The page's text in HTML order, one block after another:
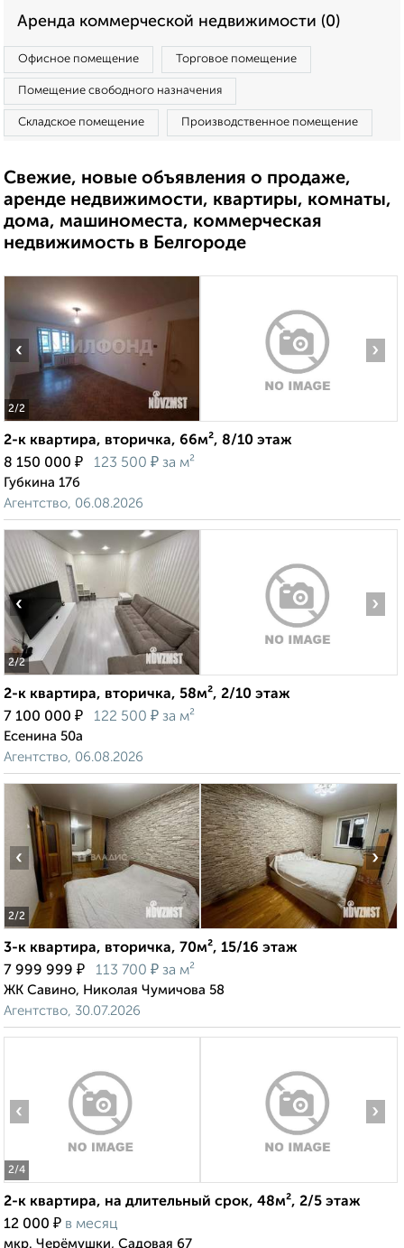
Аренда коммерческой недвижимости (0)
Офисное помещение Торговое помещение
Помещение свободного назначения
Складское помещение Производственное помещение
Свежие, новые объявления о продаже,
аренде недвижимости, квартиры, комнаты,
дома, машиноместа, коммерческая
недвижимость в Белгороде
2/2
‹ ›
2-к квартира, вторичка, 66м², 8/10 этаж
8 150 000 ₽ 123 500 ₽ за м²
Губкина 17б
Агентство, 06.08.2026
2/2
‹ ›
2-к квартира, вторичка, 58м², 2/10 этаж
7 100 000 ₽ 122 500 ₽ за м²
Есенина 50а
Агентство, 06.08.2026
2/2
‹ ›
3-к квартира, вторичка, 70м², 15/16 этаж
7 999 999 ₽ 113 700 ₽ за м²
ЖК Савино, Николая Чумичова 58
Агентство, 30.07.2026
2/4
‹ ›
2-к квартира, на длительный срок, 48м², 2/5 этаж
12 000 ₽ в месяц
мкр. Черёмушки, Садовая 67